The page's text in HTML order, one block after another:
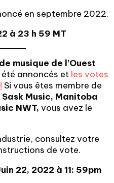
en septembre 2022.
à 23 h 59 MT
musique de l’Ouest
annoncés et les votes
Si vous êtes membre de
Music, Manitoba
NWT, vous avez le
consultez votre
de vote.
22, 2022 à 11: 59pm